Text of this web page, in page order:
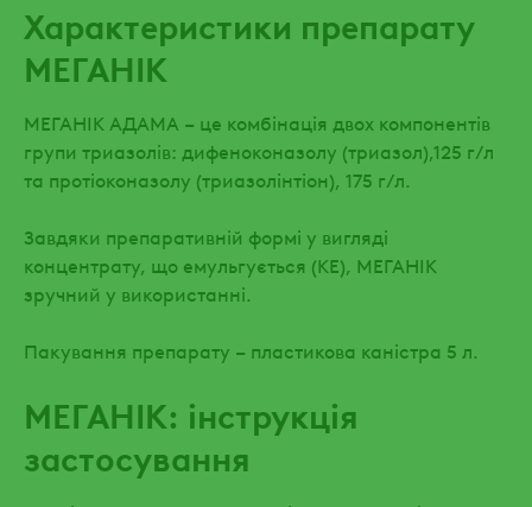
Характеристики препарату
МЕГАНІК
МЕГАНІК АДАМА – це комбінація двох компонентів
групи триазолів: дифеноконазолу (триазол),125 г/л
та протіоконазолу (триазолінтіон), 175 г/л.
Завдяки препаративній формі у вигляді
концентрату, що емульгується (КЕ), МЕГАНІК
зручний у використанні.
Пакування препарату – пластикова каністра 5 л.
МЕГАНІК: інструкція
застосування